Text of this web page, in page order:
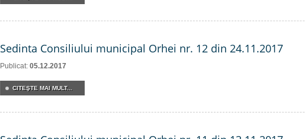
Sedinta Consiliului municipal Orhei nr. 12 din 24.11.2017
Publicat: 05.12.2017
CITEŞTE MAI MULT...